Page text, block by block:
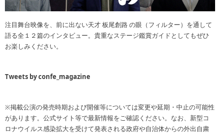
注目舞台映像を、前に出ない天才 板尾創路 の眼（フィルター）を通して
語る全１２篇のインタビュー。貴重なステージ鑑賞ガイドとしてもぜひ
お楽しみください。
Tweets by confe_magazine
※掲載公演の発売時期および開催等については変更や延期・中止の可能性
があります。公式サイト等で最新情報をご確認ください。なお、新型コ
ロナウイルス感染拡大を受けて発表される政府や自治体からの外出自粛